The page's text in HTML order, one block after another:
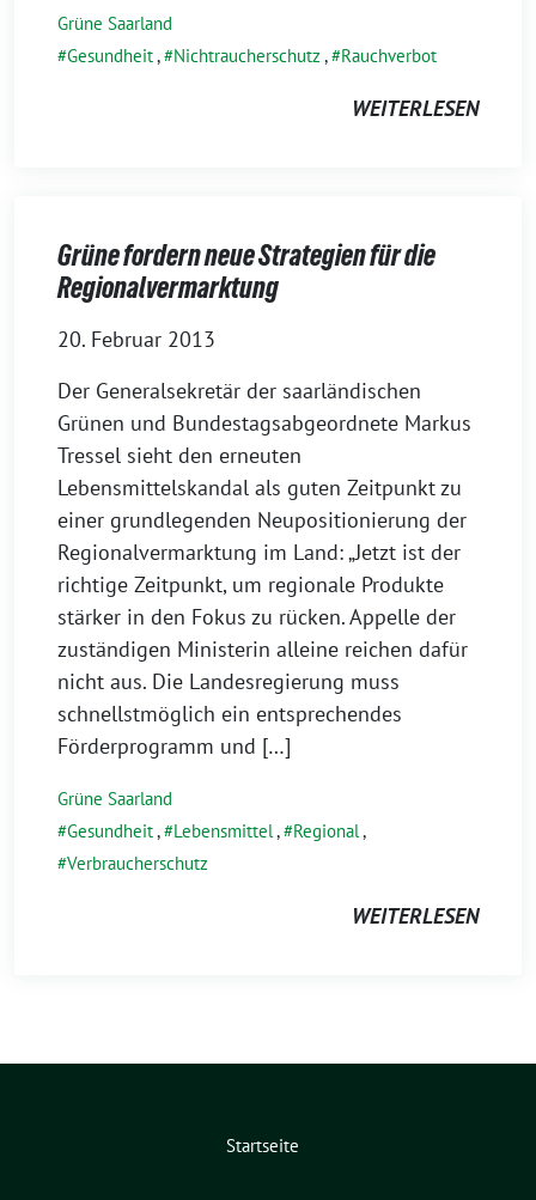
Grüne Saarland
Gesundheit, Nichtraucherschutz , Rauchverbot
WEITERLESEN
Grüne fordern neue Strategien für die
Regionalvermarktung
20. Februar 2013
Der Generalsekretär der saarländischen
Grünen und Bundestagsabgeordnete Markus
Tressel sieht den erneuten
Lebensmittelskandal als guten Zeitpunkt zu
einer grundlegenden Neupositionierung der
Regionalvermarktung im Land: „Jetzt ist der
richtige Zeitpunkt, um regionale Produkte
stärker in den Fokus zu rücken. Appelle der
zuständigen Ministerin alleine reichen dafür
nicht aus. Die Landesregierung muss
schnellstmöglich ein entsprechendes
Förderprogramm und […]
Grüne Saarland
Gesundheit, Lebensmittel, Regional,
Verbraucherschutz
WEITERLESEN
Startseite